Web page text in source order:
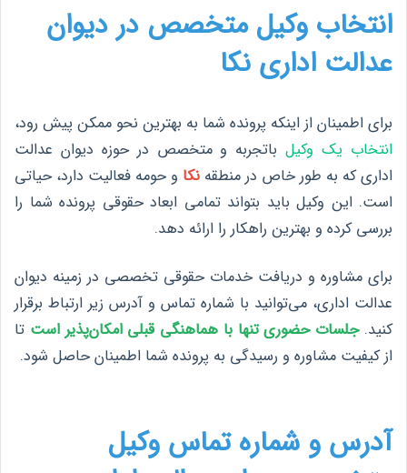
انتخاب وکیل متخصص در دیوان
عدالت اداری نکا
برای اطمینان از اینکه پرونده شما به بهترین نحو ممکن پیش رود،
انتخاب یک وکیلباتجربه و متخصص در حوزه دیوان عدالت
اداری که به طور خاص در منطقه نکا و حومه فعالیت دارد، حیاتی
است. این وکیل باید بتواند تمامی ابعاد حقوقی پرونده شما را
بررسی کرده و بهترین راهکار را ارائه دهد.
برای مشاوره و دریافت خدمات حقوقی تخصصی در زمینه دیوان
عدالت اداری، می‌توانید با شماره تماس و آدرس زیر ارتباط برقرار
کنید.جلسات حضوری تنها با هماهنگی قبلی امکان‌پذیر است تا
از کیفیت مشاوره و رسیدگی به پرونده شما اطمینان حاصل شود.
آدرس و شماره تماس وکیل